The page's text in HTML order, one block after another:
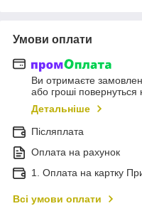
Умови оплати
Ви отримаєте
або гроші повернуться
Детальніше
Післяплата
Оплата на рахунок
1. Оплата на картку
Всі умови оплати